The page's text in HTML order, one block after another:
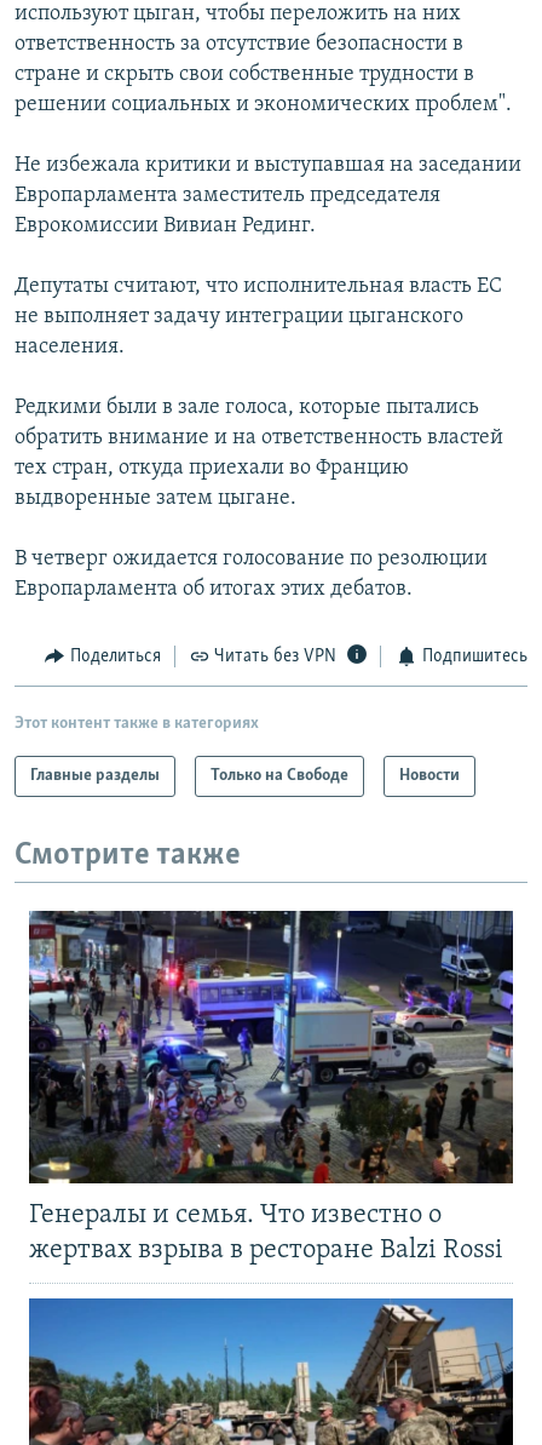
используют цыган, чтобы переложить на них
ответственность за отсутствие безопасности в
стране и скрыть свои собственные трудности в
решении социальных и экономических проблем".
Не избежала критики и выступавшая на заседании
Европарламента заместитель председателя
Еврокомиссии Вивиан Рединг.
Депутаты считают, что исполнительная власть ЕС
не выполняет задачу интеграции цыганского
населения.
Редкими были в зале голоса, которые пытались
обратить внимание и на ответственность властей
тех стран, откуда приехали во Францию
выдворенные затем цыгане.
В четверг ожидается голосование по резолюции
Европарламента об итогах этих дебатов.
Поделиться Читать без VPN Подпишитесь
Этот контент также в категориях
Главные разделы Только на Свободе Новости
Смотрите также
Генералы и семья. Что известно о
жертвах взрыва в ресторане Balzi Rossi